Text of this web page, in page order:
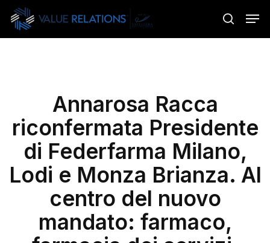
Skip
main
search
Annarosa Racca
riconfermata Presidente
di Federfarma Milano,
Lodi e Monza Brianza. Al
centro del nuovo
mandato: farmaco,